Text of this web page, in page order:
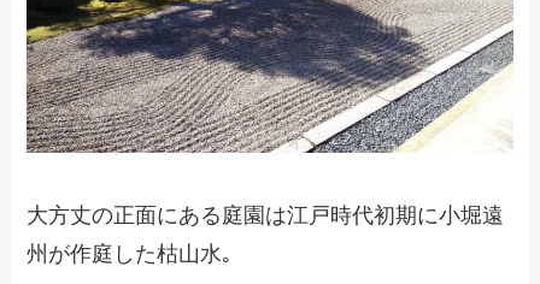
大方丈の正面にある庭園は江戸時代初期に小堀遠
州が作庭した枯山水｡